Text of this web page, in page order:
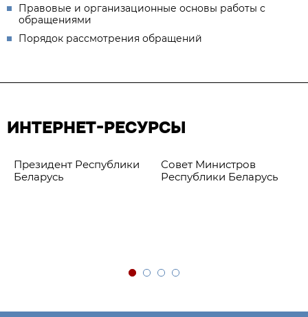
Правовые и организационные основы работы с
обращениями
Порядок рассмотрения обращений
ИНТЕРНЕТ-РЕСУРСЫ
Президент Республики
Беларусь
Совет Министров
Республики Беларусь